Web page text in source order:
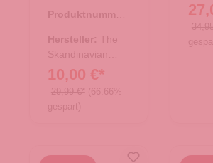
- Cognac
Produktnummer:
Hersteller: The
Skandinavian
Brand
10,00 €*
29,99 €* (66.66%
gespart)